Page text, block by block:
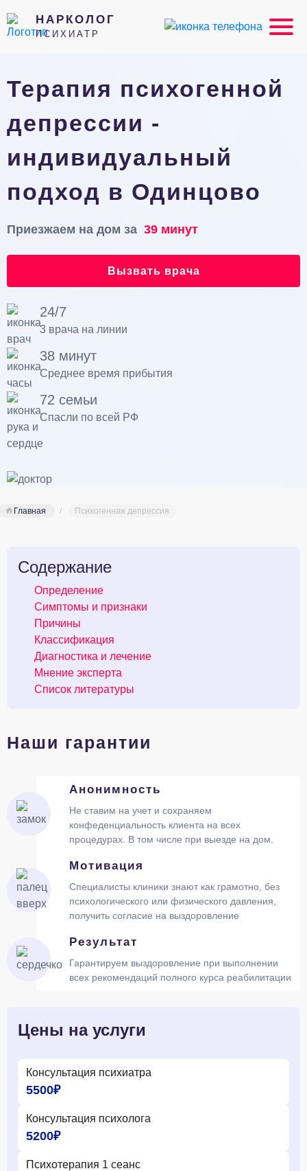
НАРКОЛОГ
ПСИХИАТР
Терапия психогенной
депрессии -
индивидуальный
подход в Одинцово
Приезжаем на дом за 39 минут
Вызвать врача
24/7
3 врача на линии
38 минут
Среднее время прибытия
72 семьи
Спасли по всей РФ
Главная Психогенная депрессия
Содержание
Определение
Симптомы и признаки
Причины
Классификация
Диагностика и лечение
Мнение эксперта
Список литературы
Наши гарантии
Анонимность
Не ставим на учет и сохраняем
конфеденциальность клиента на всех
процедурах. В том числе при выезде на дом.
Мотивация
Специалисты клиники знают как грамотно, без
психологического или физического давления,
получить согласие на выздоровление
Результат
Гарантируем выздоровление при выполнении
всех рекомендаций полного курса реабилитации
Цены на услуги
Консультация психиатра
5500₽
Консультация психолога
5200₽
Психотерапия 1 сеанс